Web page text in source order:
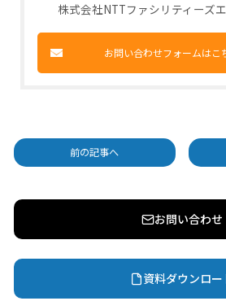
株式会社NTTファシリティーズ
お問い合わせフォームはこ
前の記事へ
お問い合わせ
資料ダウンロー